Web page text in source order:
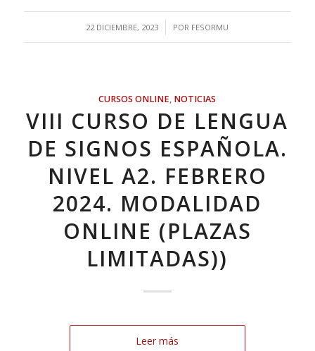
22 DICIEMBRE, 2023
/ POR FESORMU
CURSOS ONLINE, NOTICIAS
VIII CURSO DE LENGUA
DE SIGNOS ESPAÑOLA.
NIVEL A2. FEBRERO
2024. MODALIDAD
ONLINE (PLAZAS
LIMITADAS))
Leer más